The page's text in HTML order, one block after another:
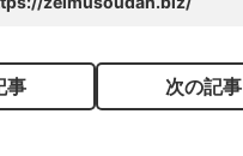
事 次の記事